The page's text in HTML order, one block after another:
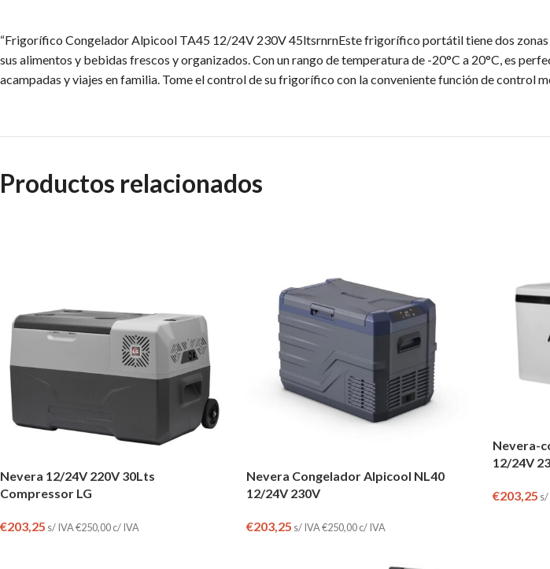
“Frigorífico Congelador Alpicool TA45 12/24V 230V 45ltsrnrnEste frigorífico portátil tiene dos
sus alimentos y bebidas frescos y organizados. Con un rango de temperatura de -20°C a 20°C, es
acampadas y viajes en familia. Tome el control de su frigorífico con la conveniente función de control
Productos relacionados
Nevera 12/24V 220V 30Lts
Compressor LG
€203,25 s/ IVA€250,00c/ IVA
Nevera Congelador Alpicool NL40
12/24V 230V
€203,25 s/ IVA€250,00c/ IVA
Nevera-
12/24V
€203,25